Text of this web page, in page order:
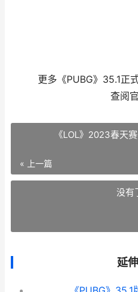
更多《PUBG》35.1正式
查阅官
《LOL》2023春天
« 上一篇
没有
延